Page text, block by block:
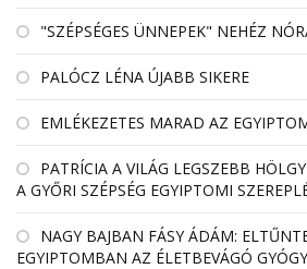
"SZÉPSÉGES ÜNNEPEK" NEHÉZ
PALÓCZ LÉNA ÚJABB SIKERE
EMLÉKEZETES MARAD AZ
PATRÍCIA A VILÁG LEGSZEBB
A GYŐRI SZÉPSÉG EGYIPTOMI
NAGY BAJBAN FÁSY ÁDÁM:
EGYIPTOMBAN AZ ÉLETBEVÁGÓ